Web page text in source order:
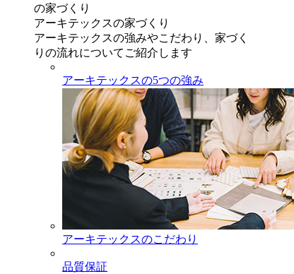
の家づくり
アーキテックスの家づくり
アーキテックスの強みやこだわり、家づく
りの流れについてご紹介します
アーキテックスの5つの強み
アーキテックスのこだわり
品質保証